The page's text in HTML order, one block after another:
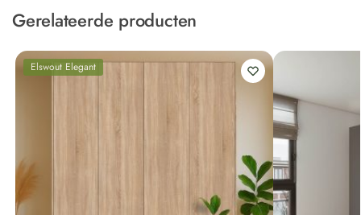
Gerelateerde producten
Elswout Elegant